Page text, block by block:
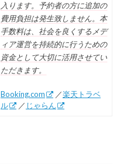
入ります。予約者の方に追加の
費用負担は発生致しません。本
手数料は、社会を良くするメデ
ィア運営を持続的に行うための
資金として大切に活用させてい
ただきます。
Booking.com ／楽天トラベ
ル
／ じゃらん